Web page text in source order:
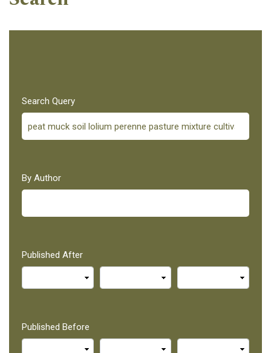
Search Query
By Author
Published After
Published Before